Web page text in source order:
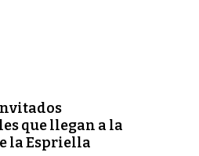
que llegan a la
la Espriella